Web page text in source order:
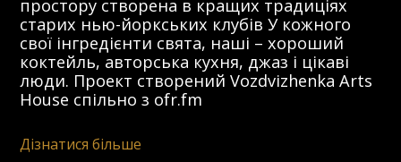
простору створена в кращих традиціях
старих нью-йоркських клубів У кожного
свої інгредієнти свята, наші – хороший
коктейль, авторська кухня, джаз і цікаві
люди. Проект створений Vozdvizhenka Arts
House спільно з ofr.fm
Дізнатися більше